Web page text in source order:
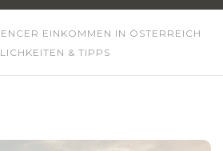
EINKOMMEN IN ÖSTERREICH
& TIPPS